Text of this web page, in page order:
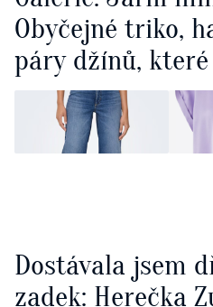
Obyčejné triko,
páry džínů,
Dostávala jsem
zadek: Herečka